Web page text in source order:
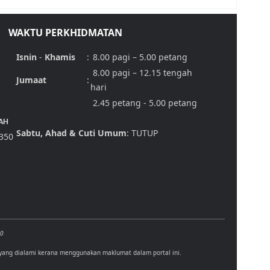
WAKTU PERKHIDMATAN
Isnin- Khamis : 8.00 pagi – 5.00 petang
Jumaat
:
8.00 pagi – 12.15 tengah
hari
2.45 petang - 5.00 petang
Sabtu, Ahad & Cuti Umum: TUTUP
dialami kerana menggunakan maklumat dalam portal ini.